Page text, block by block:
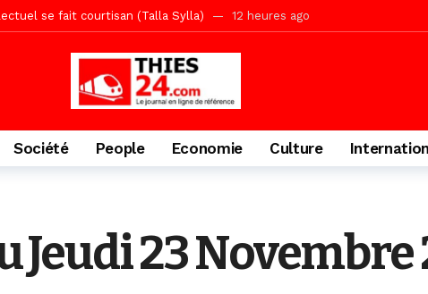
des populations de Pambal 1 jour ago
SAMB Responsable de la formation doctorale au Cesti)
de non-lieu et des prévenus renvoyés en procès
passagers, l’équivalent de 600 minibus 2 jours ago
du dernier train en provenance de Touba 2 jours ago
sécurité, eau, au coeur des priorités
REK » au parti KIIRAY – Les Patriotes Républicains 12 heures ago
Société People Economie Culture
Jeudi 23 Novembre